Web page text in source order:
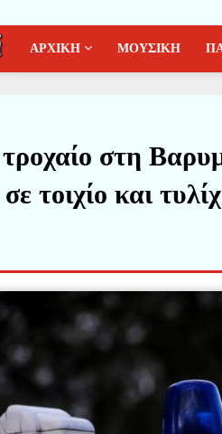
ΑΡΧΙΚΗ ΜΟΥΣΙΚΗ
στη
τοιχίο και